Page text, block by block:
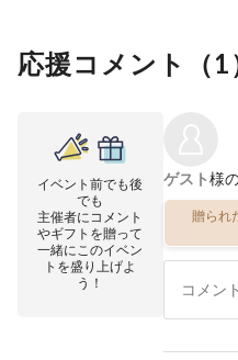
応援コメント（1
イベント前でも後
でも
主催者にコメント
やギフトを贈って
一緒にこのイベン
トを盛り上げよ
う！
ゲスト様
贈られ